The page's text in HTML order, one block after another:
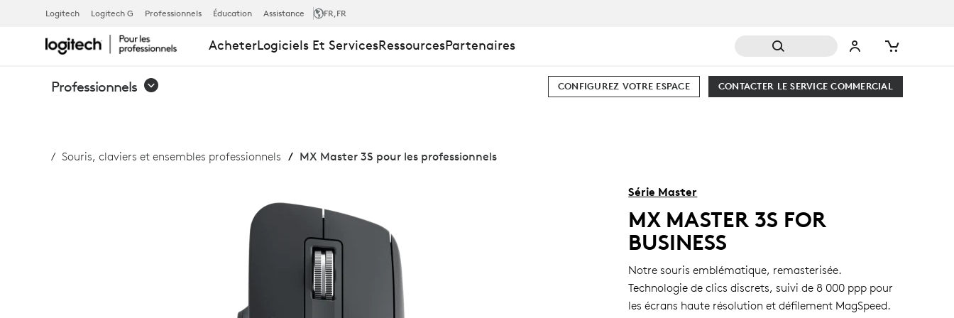
MX
MASTER
3S
Logitech Logitech G Professionnels Éducation Assistance FR,FR
AcheterLogiciels Et ServicesRessourcesPartenaires
Professionnels CONTACTER LE SERVICE COMMERCIAL
CONFIGUREZ VOTRE ESPACE
Souris, claviers et ensembles professionnels MX Master 3S pour les professionnels
Série Master
MX MASTER 3S FOR
BUSINESS
Notre souris emblématique, remasterisée.
Technologie de clics discrets, suivi de 8 000 ppp pour
les écrans haute résolution et défilement MagSpeed.